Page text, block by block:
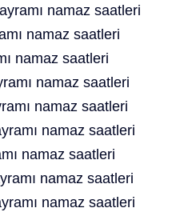
namaz saatleri
namaz saatleri
namaz saatleri
namaz saatleri
namaz saatleri
namaz saatleri
namaz saatleri
namaz saatleri
namaz saatleri